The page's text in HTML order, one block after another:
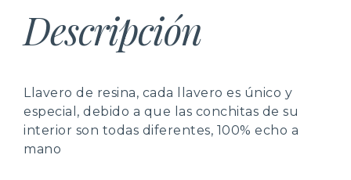
Descripción
Llavero de resina, cada llavero es único y
especial, debido a que las conchitas de su
interior son todas diferentes, 100% echo a
mano